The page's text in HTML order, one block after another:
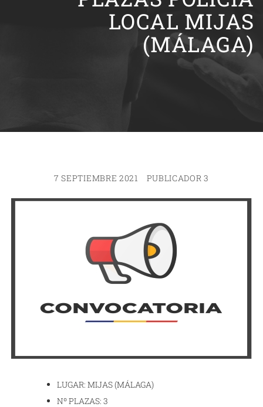
LOCAL MIJAS
(MÁLAGA)
7 SEPTIEMBRE 2021 PUBLICADOR 3
LUGAR: MIJAS (MÁLAGA)
Nº PLAZAS: 3